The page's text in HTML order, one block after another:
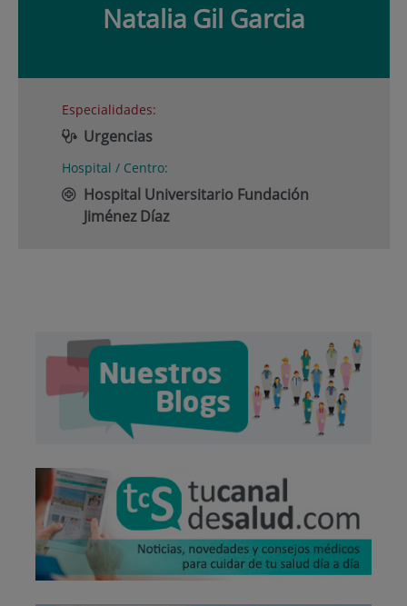
Natalia Gil Garcia
Especialidades:
Urgencias
Hospital / Centro:
Hospital Universitario Fundación
Jiménez Díaz